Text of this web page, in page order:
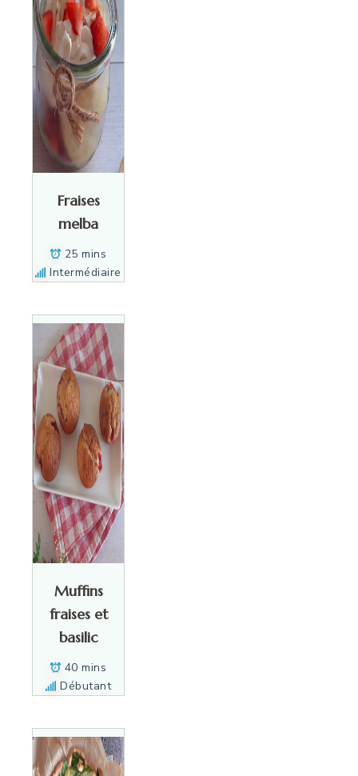
Fraises
melba
25 mins
Intermédiaire
Muffins
fraises et
basilic
40 mins
Débutant